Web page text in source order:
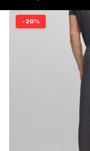
-20%